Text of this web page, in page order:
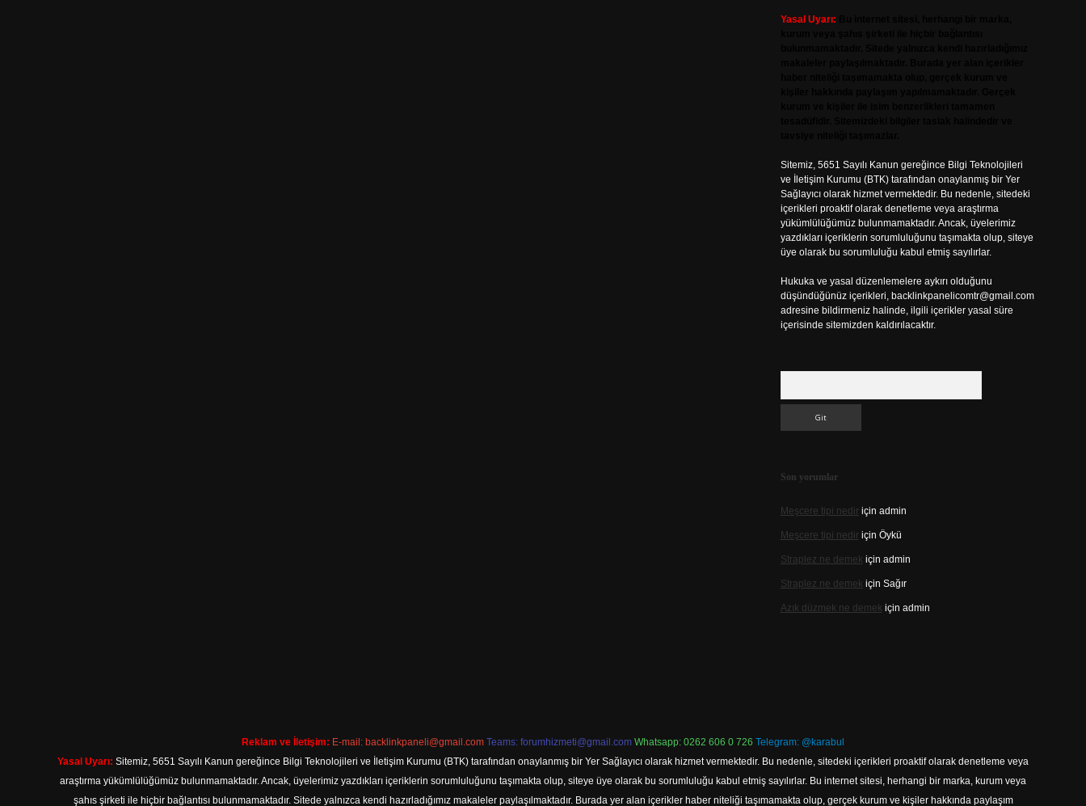
Yasal Uyarı:
Sitemiz, 5651 Sayılı Kanun gereğince Bilgi Teknolojileri
ve İletişim Kurumu (BTK) tarafından onaylanmış bir Yer
Sağlayıcı olarak hizmet vermektedir. Bu nedenle, sitedeki
içerikleri proaktif olarak denetleme veya araştırma
yükümlülüğümüz bulunmamaktadır. Ancak, üyelerimiz
yazdıkları içeriklerin sorumluluğunu taşımakta olup, siteye
üye olarak bu sorumluluğu kabul etmiş sayılırlar.
Hukuka ve yasal düzenlemelere aykırı olduğunu
düşündüğünüz içerikleri, backlinkpanelicomtr@gmail.com
adresine bildirmeniz halinde, ilgili içerikler yasal süre
içerisinde sitemizden kaldırılacaktır.
Son yorumlar
Meşcere tipi nediriçin admin
Meşcere tipi nediriçin Öykü
Straplez ne demek için admin
Straplez ne demek için Sağır
Azık düzmek ne demek için admin
Reklam ve İletişim: E-mail: backlinkpaneli@gmail.com Teams: forumhizmeti@gmail.com Whatsapp: 0262 606 0 726 Telegram: @karabul
Yasal Uyarı: Sitemiz, 5651 Sayılı Kanun gereğince Bilgi Teknolojileri ve İletişim Kurumu (BTK) tarafından onaylanmış bir Yer Sağlayıcı olarak hizmet vermektedir. Bu nedenle, sitedeki içerikleri proaktif olarak denetleme veya
araştırma yükümlülüğümüz bulunmamaktadır. Ancak, üyelerimiz yazdıkları içeriklerin sorumluluğunu taşımakta olup, siteye üye olarak bu sorumluluğu kabul etmiş sayılırlar. Bu internet sitesi, herhangi bir marka, kurum veya
şahıs şirketi ile hiçbir bağlantısı bulunmamaktadır. Sitede yalnızca kendi hazırladığımız makaleler paylaşılmaktadır. Burada yer alan içerikler haber niteliği taşımamakta olup, gerçek kurum ve kişiler hakkında paylaşım